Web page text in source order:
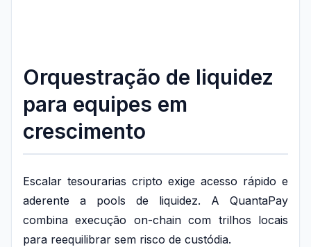
Orquestração de liquidez
para equipes em
crescimento
Escalar tesourarias cripto exige acesso rápido e
aderente a pools de liquidez. A QuantaPay
combina execução on-chain com trilhos locais
para reequilibrar sem risco de custódia.